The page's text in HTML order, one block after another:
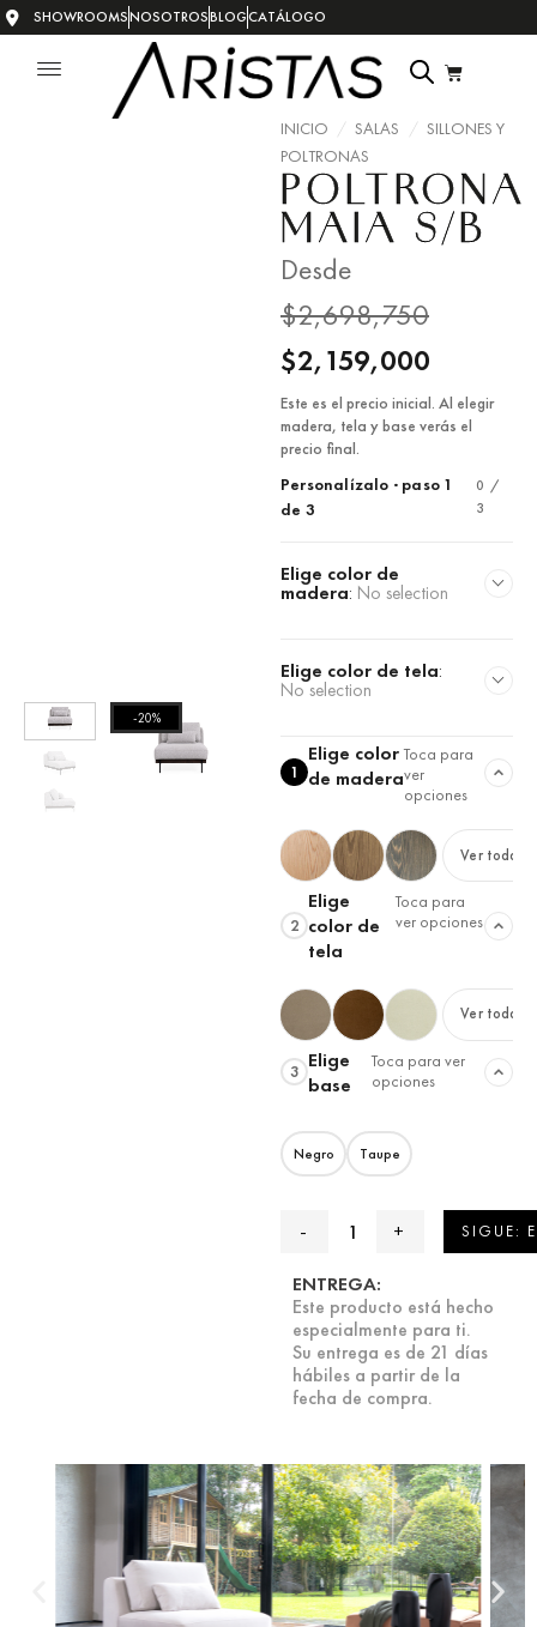
SHOWROOMSNOSOTROSBLOGCATÁLOGO
-20%
INICIO / SALAS / SILLONES Y
POLTRONAS
POLTRONA
MAIA S/B
Desde
$2,698,750
$2,159,000
Este es el precio inicial. Al elegir
madera, tela y base verás el
precio final.
Personalízalo · paso 1
de 3
0 /
3
Elige color de
madera: No selection
Elige color de tela:
No selection
1
Elige color
de madera
Toca para
ver
opciones
Ver todas
2
Elige
color de
tela
Toca para
ver opciones
Ver todas
3 Elige
base
Toca para ver
opciones
Negro Taupe
SIGUE:
ENTREGA:
Este producto está hecho
especialmente para ti.
Su entrega es de 21 días
hábiles a partir de la
fecha de compra.